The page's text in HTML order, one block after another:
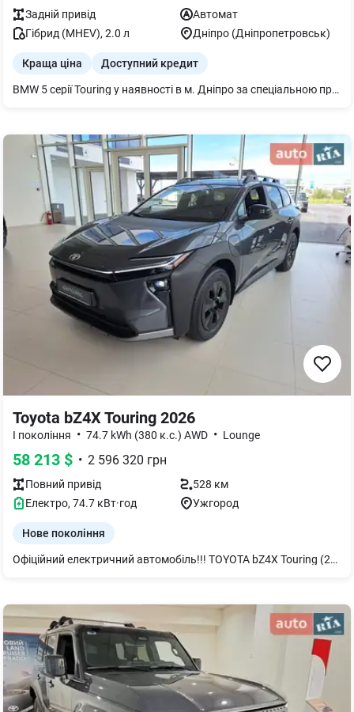
Задній привід
Автомат
Гібрид (MHEV), 2.0 л Дніпро (Дніпропетровськ)
Краща ціна Доступний кредит
BMW 5 серії Touring у наявності в м. Дніпро за спеціальною пропозицією* та гарантією 3 роки. Запрошуємо на огляд Автомобіль оснащено додатковим обладнанням: Індикатор тискув покришках Комплект дляремонту шин BMW Digital Key Підігрів передніх сидінь Розсіяне освітлення салону Teleservices Legal emergencycall ConnectedDriveServices Пакет Connected необмежений Бездротовазарядказ охолодженням пристрою Меню українською мовою Посібник користувача українською мовою Активнийзахист пішоходів
Toyota bZ4X Touring 2026
I покоління • 74.7 kWh (380 к.с.) AWD • Lounge
58 213 $ • 2 596 320 грн
Повний привід
528 км
Електро, 74.7 кВт·год Ужгород
Нове покоління
Офіційний електричний автомобіль!!! TOYOTA bZ4X Touring (2026), AWD, комплектація LOUNGE Потужність - 380 к.с. Прискорення 0-100 км/год. - 4.5 секунд Ємність батареї - 74,7 (кВт·год) Запас ходу за стандартом WLTP - 528 км. На автомобілі встановлено додаткове обладнання. За більш детальною інформацією прохання звертатись до відділу продажу за вказаним телефоном.